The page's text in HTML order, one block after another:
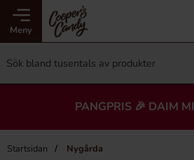
Meny
PANGPRIS 🎉 DAIM
Startsidan Nygårda